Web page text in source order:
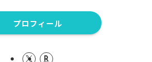
プロフィール